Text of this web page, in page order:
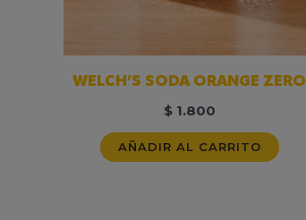
WELCH’S SODA ORANGE ZERO
$1.800
AÑADIR AL CARRITO